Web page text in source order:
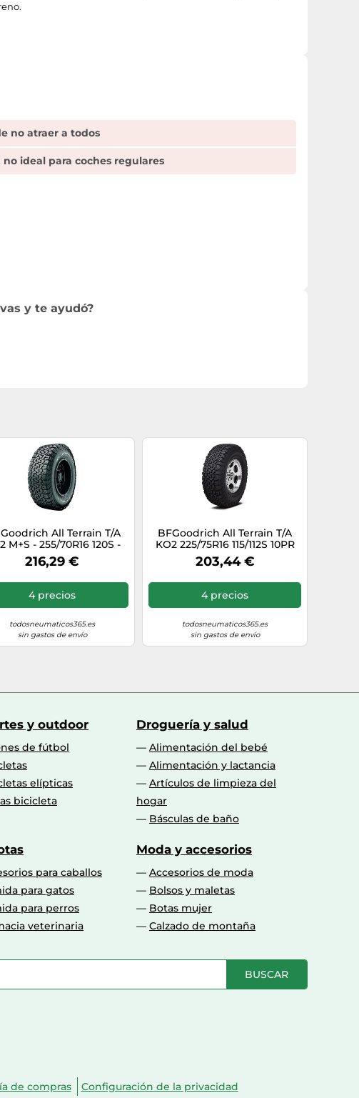
no atraer a todos
ideal para coches regulares
y te ayudó?
All Terrain T/A
M+S - 255/70R16 120S -
Neumático todas las
Estaciones
216,29 €
4 precios
todosneumaticos365.es
sin gastos de envío
BFGoodrich All Terrain T/A
KO2 225/75R16 115/112S 10PR
RWL LRE TL 3PMSF
203,44 €
4 precios
todosneumaticos365.es
sin gastos de envío
y outdoor
de fútbol
elípticas
bicicleta
Droguería y salud
Alimentación del bebé
Alimentación y lactancia
Artículos de limpieza del
hogar
Básculas de baño
para caballos
para gatos
para perros
veterinaria
Moda y accesorios
Accesorios de moda
Bolsos y maletas
Botas mujer
Calzado de montaña
BUSCAR
de compras Configuración de la privacidad